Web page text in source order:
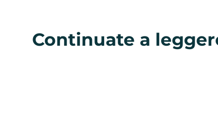
Continuate a